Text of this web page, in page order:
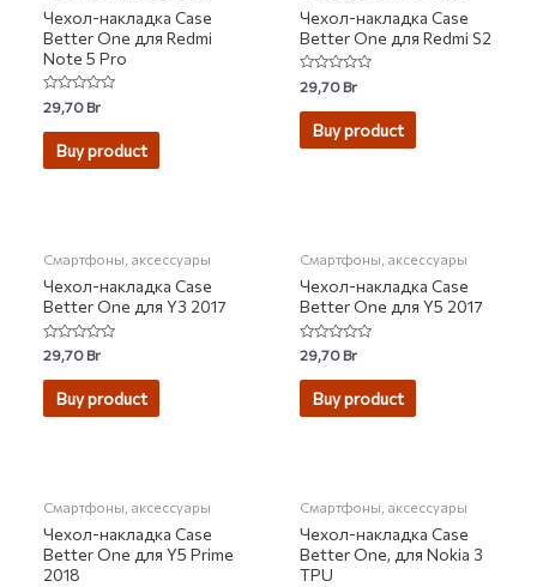
Чехол-накладка Case
Better One для Redmi
Note 5 Pro
Rated
0
out
29,70Br
Buy product
Чехол-накладка Case
Better One для Redmi S2
Rated
0
out
29,70Br
Buy product
Смартфоны, аксессуары
Чехол-накладка Case
Better One для Y3 2017
Rated
0
out
29,70Br
Buy product
Смартфоны, аксессуары
Чехол-накладка Case
Better One для Y5 2017
Rated
0
out
29,70Br
Buy product
Смартфоны, аксессуары
Чехол-накладка Case
Better One для Y5 Prime
2018
Смартфоны, аксессуары
Чехол-накладка Case
Better One, для Nokia 3
TPU